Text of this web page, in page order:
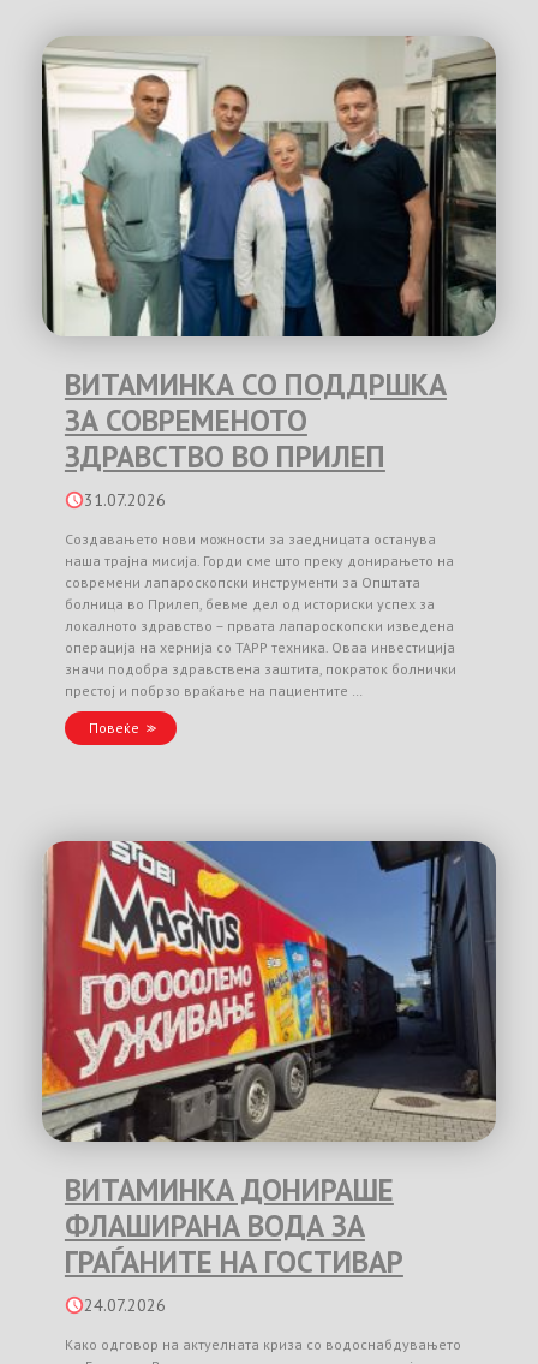
ВИТАМИНКА СО ПОДДРШКА
ЗА СОВРЕМЕНОТО
ЗДРАВСТВО ВО ПРИЛЕП
31.07.2026
Создавањето нови можности за заедницата останува
наша трајна мисија. Горди сме што преку донирањето на
современи лапароскопски инструменти за Општата
болница во Прилеп, бевме дел од историски успех за
локалното здравство – првата лапароскопски изведена
операција на хернија со TAPP техника. Оваа инвестиција
значи подобра здравствена заштита, пократок болнички
престој и побрзо враќање на пациентите …
Повеќе
ВИТАМИНКА ДОНИРАШЕ
ФЛАШИРАНА ВОДА ЗА
ГРАЃАНИТЕ НА ГОСТИВАР
24.07.2026
Како одговор на актуелната криза со водоснабдувањето